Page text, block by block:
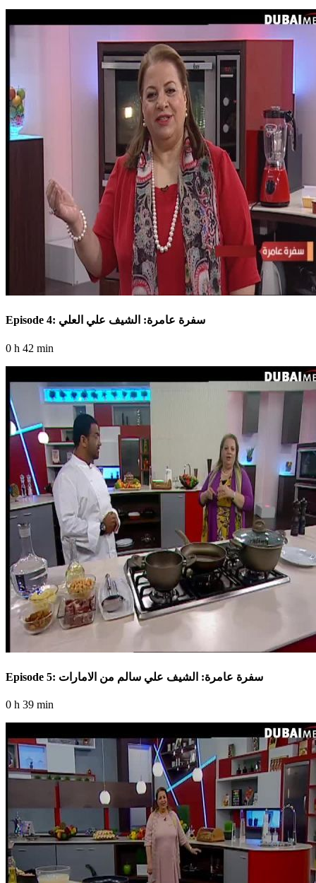
Episode 4: سفرة عامرة: الشيف علي العلي
0 h 42 min
Episode 5: سفرة عامرة: الشيف علي سالم من الامارات
0 h 39 min